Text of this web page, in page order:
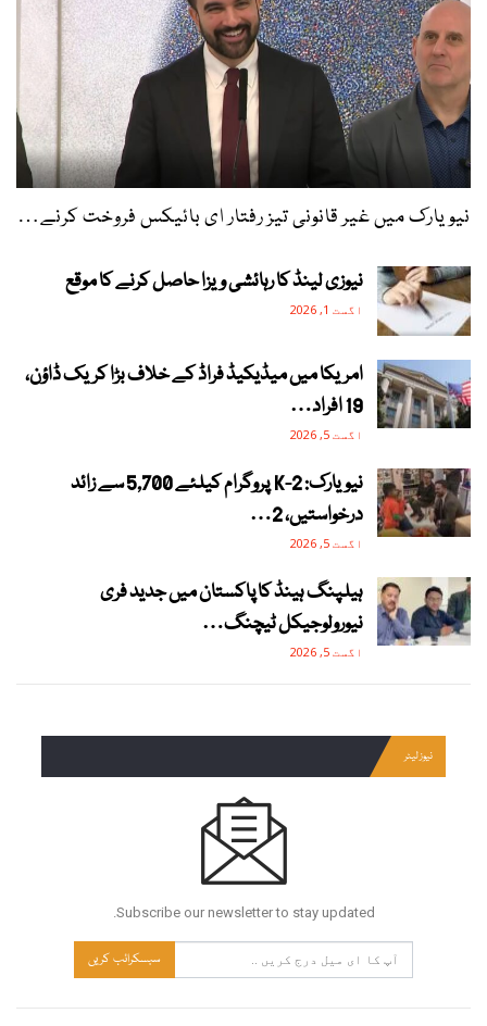
نیویارک میں غیر قانونی تیز رفتار ای بائیکس فروخت کرنے…
نیوزی لینڈ کا رہائشی ویزا حاصل کرنے کا موقع
اگست 1, 2026
امریکا میں میڈیکیڈ فراڈ کے خلاف بڑا کریک ڈاؤن،
19 افراد…
اگست 5, 2026
نیویارک: 2-K پروگرام کیلئے 5,700 سے زائد
درخواستیں، 2…
اگست 5, 2026
ہیلپنگ ہینڈ کا پاکستان میں جدید فری
نیورولوجیکل ٹیچنگ…
اگست 5, 2026
نیوز لیٹر
Subscribe our newsletter to stay updated.
سبسکرائب کریں